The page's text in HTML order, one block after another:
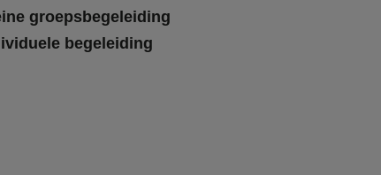
groepsbegeleiding
begeleiding